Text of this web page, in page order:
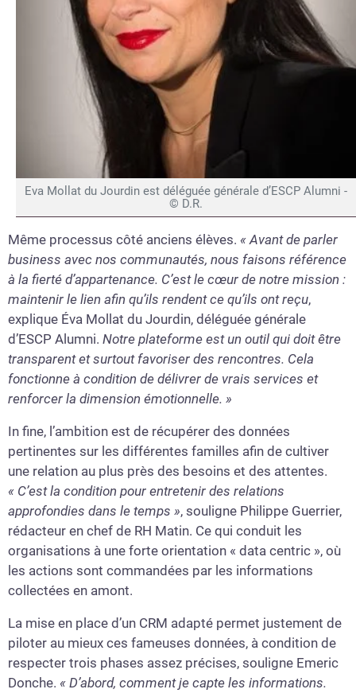
Eva Mollat du Jourdin est déléguée générale d’ESCP Alumni -
© D.R.
Même processus côté anciens élèves. « Avant de parler
business avec nos communautés, nous faisons référence
à la fierté d’appartenance. C’est le cœur de notre mission :
maintenir le lien afin qu’ils rendent ce qu’ils ont reçu,
explique Éva Mollat du Jourdin, déléguée générale
d’ESCP Alumni. Notre plateforme est un outil qui doit être
transparent et surtout favoriser des rencontres. Cela
fonctionne à condition de délivrer de vrais services et
renforcer la dimension émotionnelle. »
In fine, l’ambition est de récupérer des données
pertinentes sur les différentes familles afin de cultiver
une relation au plus près des besoins et des attentes.
« C’est la condition pour entretenir des relations
approfondies dans le temps », souligne Philippe Guerrier,
rédacteur en chef de RH Matin. Ce qui conduit les
organisations à une forte orientation « data centric », où
les actions sont commandées par les informations
collectées en amont.
La mise en place d’un CRM adapté permet justement de
piloter au mieux ces fameuses données, à condition de
respecter trois phases assez précises, souligne Emeric
Donche. « D’abord, comment je capte les informations.